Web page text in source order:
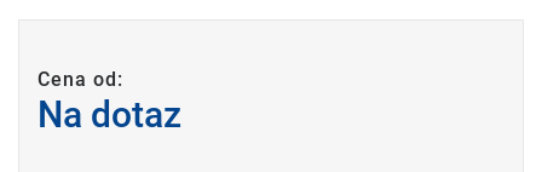
Cena od:
Na dotaz